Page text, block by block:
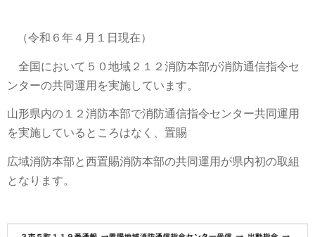
（令和６年４月１日現在）
全国において５０地域２１２消防本部が消防通信指令セ
ンターの共同運用を実施しています。
山形県内の１２消防本部で消防通信指令センター共同運用
を実施しているところはなく、置賜
広域消防本部と西置賜消防本部の共同運用が県内初の取組
となります。